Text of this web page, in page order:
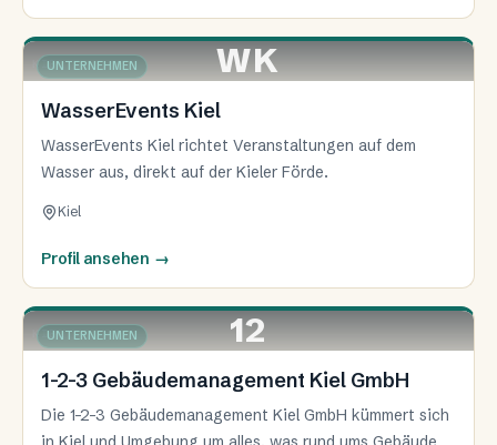
WK
KIEL
UNTERNEHMEN
WasserEvents Kiel
WasserEvents Kiel richtet Veranstaltungen auf dem
Wasser aus, direkt auf der Kieler Förde.
Kiel
Profil ansehen →
12
KIEL
UNTERNEHMEN
1-2-3 Gebäudemanagement Kiel GmbH
Die 1-2-3 Gebäudemanagement Kiel GmbH kümmert sich